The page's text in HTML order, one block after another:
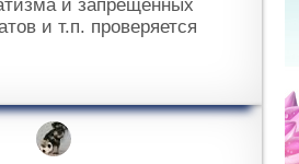
и запрещенных
и т.п. проверяется